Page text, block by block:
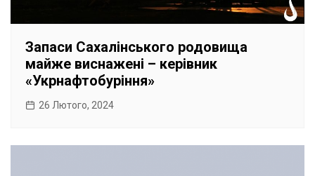
Запаси Сахалінського родовища
майже виснажені – керівник
«Укрнафтобуріння»
26 Лютого, 2024